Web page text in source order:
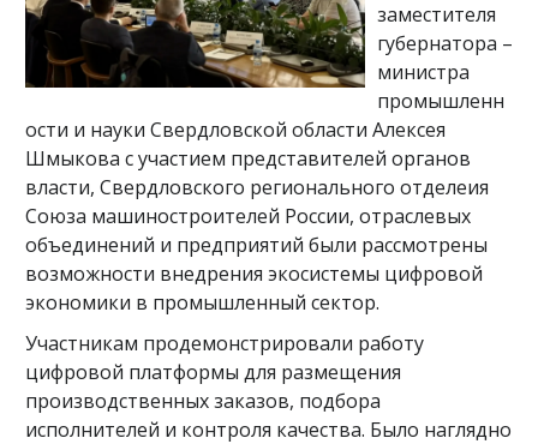
заместителя
губернатора –
министра
промышленн
ости и науки Свердловской области Алексея
Шмыкова с участием представителей органов
власти, Свердловского регионального отделеия
Союза машиностроителей России, отраслевых
объединений и предприятий были рассмотрены
возможности внедрения экосистемы цифровой
экономики в промышленный сектор.
Участникам продемонстрировали работу
цифровой платформы для размещения
производственных заказов, подбора
исполнителей и контроля качества. Было наглядно